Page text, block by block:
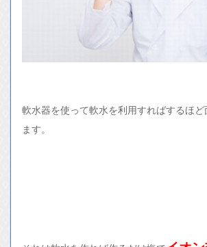
軟水器を使って軟水を利用すればするほど
ます。